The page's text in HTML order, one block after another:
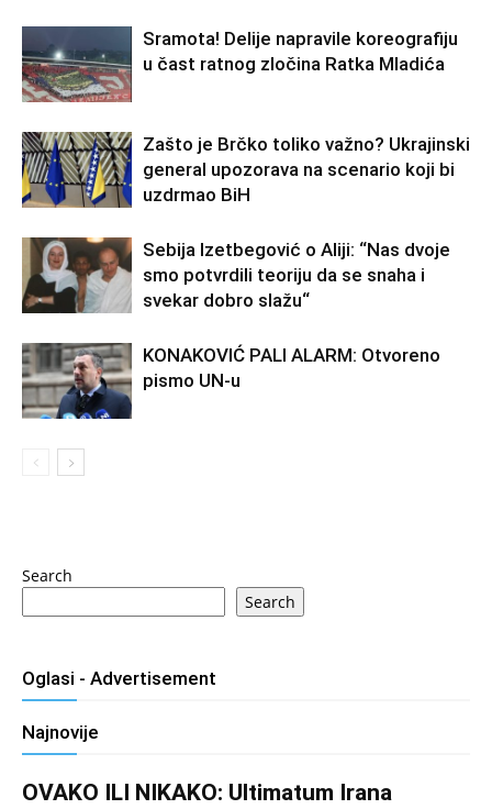
Sramota! Delije napravile koreografiju
u čast ratnog zločina Ratka Mladića
Zašto je Brčko toliko važno? Ukrajinski
general upozorava na scenario koji bi
uzdrmao BiH
Sebija Izetbegović o Aliji: “Nas dvoje
smo potvrdili teoriju da se snaha i
svekar dobro slažu“
KONAKOVIĆ PALI ALARM: Otvoreno
pismo UN-u
Search
Search
Oglasi - Advertisement
Najnovije
OVAKO ILI NIKAKO: Ultimatum Irana